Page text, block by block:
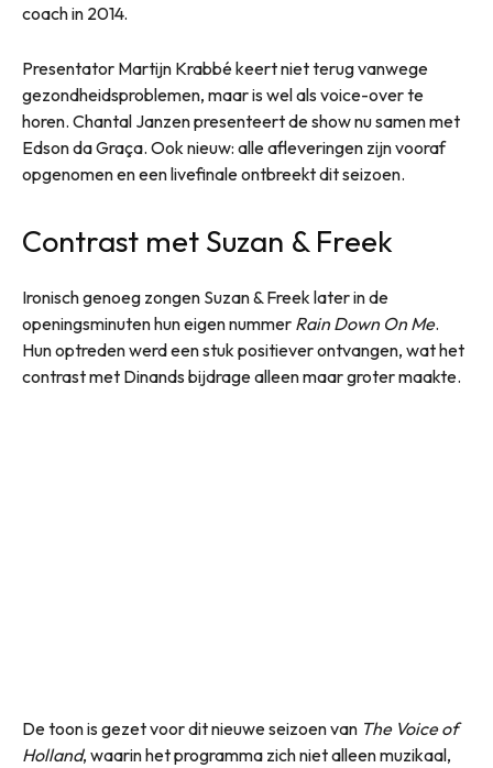
coach in 2014.
Presentator Martijn Krabbé keert niet terug vanwege
gezondheidsproblemen, maar is wel als voice-over te
horen. Chantal Janzen presenteert de show nu samen met
Edson da Graça. Ook nieuw: alle afleveringen zijn vooraf
opgenomen en een livefinale ontbreekt dit seizoen.
Contrast met Suzan & Freek
Ironisch genoeg zongen Suzan & Freek later in de
openingsminuten hun eigen nummer Rain Down On Me.
Hun optreden werd een stuk positiever ontvangen, wat het
contrast met Dinands bijdrage alleen maar groter maakte.
De toon is gezet voor dit nieuwe seizoen van The Voice of
Holland, waarin het programma zich niet alleen muzikaal,